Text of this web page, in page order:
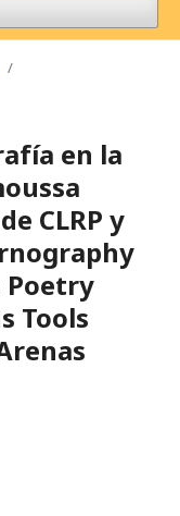
/
en la
CLRP y
Poetry
Tools